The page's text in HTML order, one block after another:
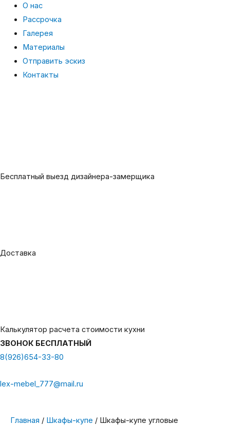
О нас
Рассрочка
Галерея
Материалы
Отправить эскиз
Контакты
Бесплатный выезд дизайнера-замерщика
Доставка
Калькулятор расчета стоимости кухни
ЗВОНОК БЕСПЛАТНЫЙ
8(926)654-33-80
lex-mebel_777@mail.ru
Главная / Шкафы-купе / Шкафы-купе угловые